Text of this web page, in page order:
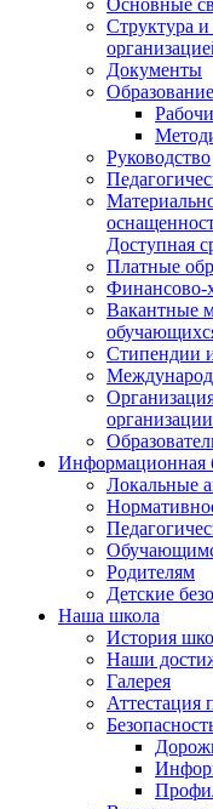
Структура и
Документы
Образование
Руководство
Доступная
Платные
Финансово-
Вакантные
Стипендии
организации
Информационная
Локальные
Родителям
Детские
Наша школа
История
Наши
Галерея
Аттестация